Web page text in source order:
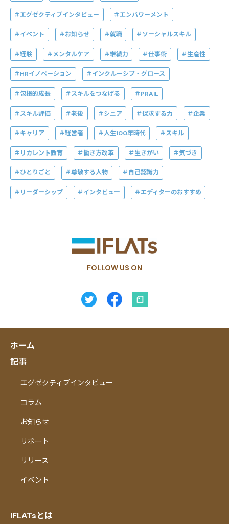
エグゼクティブインタビュー エンパワーメント
イベント お知らせ 就職 ソーシャルスキル
経験 メンタルケア 継続力 仕事術 生産性
HRイノベーション インクルーシブ・グロース
包摂的成長 スキルをつなげる PRAIL
スキル評価 老後 シニア 探求する力 企業
キャリア 経営者 人生100年時代 スキル
リカレント教育 働き方改革 生きがい 気づき
ひとりごと 尊敬する人物 自己認識力
リーダーシップ インタビュー エディターのおすすめ
FOLLOW US ON
ホーム
記事
エグゼクティブインタビュー
コラム
お知らせ
リポート
リリース
イベント
IFLATsとは